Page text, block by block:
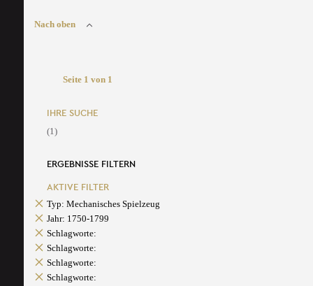
Nach oben
Seite 1 von 1
IHRE SUCHE
(1)
ERGEBNISSE FILTERN
AKTIVE FILTER
Typ: Mechanisches Spielzeug
Jahr: 1750-1799
Schlagworte:
Schlagworte:
Schlagworte:
Schlagworte: